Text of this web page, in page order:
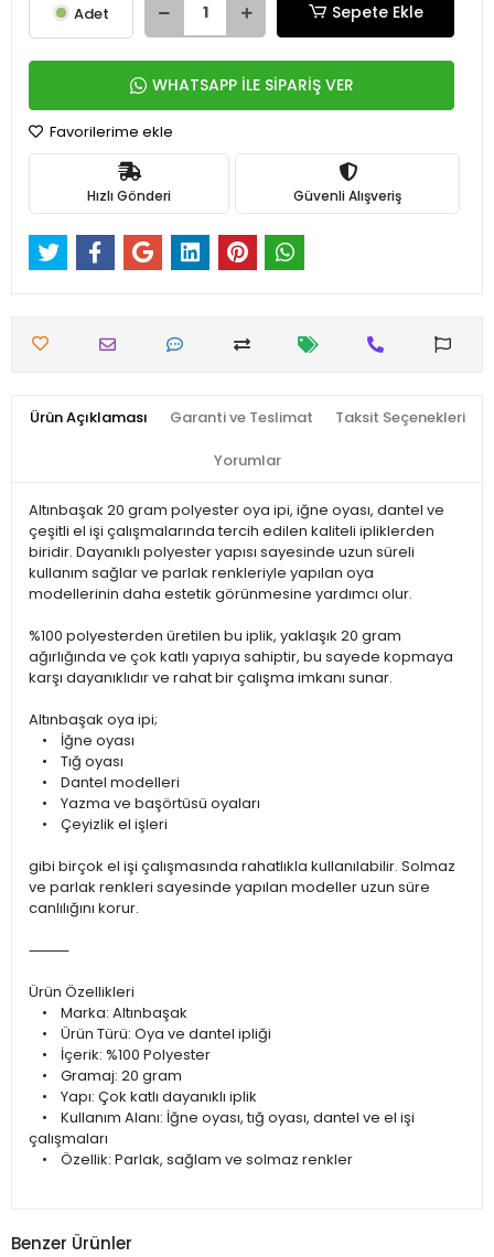
Adet Sepete Ekle
WHATSAPP İLE SİPARİŞ VER
Favorilerime ekle
Hızlı Gönderi Güvenli Alışveriş
Ürün Açıklaması Garanti ve Teslimat Taksit Seçenekleri
Yorumlar
Altınbaşak 20 gram polyester oya ipi, iğne oyası, dantel ve
çeşitli el işi çalışmalarında tercih edilen kaliteli ipliklerden
biridir. Dayanıklı polyester yapısı sayesinde uzun süreli
kullanım sağlar ve parlak renkleriyle yapılan oya
modellerinin daha estetik görünmesine yardımcı olur.
%100 polyesterden üretilen bu iplik, yaklaşık 20 gram
ağırlığında ve çok katlı yapıya sahiptir, bu sayede kopmaya
karşı dayanıklıdır ve rahat bir çalışma imkanı sunar.
Altınbaşak oya ipi;
• İğne oyası
• Tığ oyası
• Dantel modelleri
• Yazma ve başörtüsü oyaları
• Çeyizlik el işleri
gibi birçok el işi çalışmasında rahatlıkla kullanılabilir. Solmaz
ve parlak renkleri sayesinde yapılan modeller uzun süre
canlılığını korur.
⸻
Ürün Özellikleri
• Marka: Altınbaşak
• Ürün Türü: Oya ve dantel ipliği
• İçerik: %100 Polyester
• Gramaj: 20 gram
• Yapı: Çok katlı dayanıklı iplik
• Kullanım Alanı: İğne oyası, tığ oyası, dantel ve el işi
çalışmaları
• Özellik: Parlak, sağlam ve solmaz renkler
Benzer Ürünler